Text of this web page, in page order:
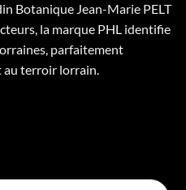
Botanique Jean-Marie PELT
la marque PHL identifie
parfaitement
au terroir lorrain.